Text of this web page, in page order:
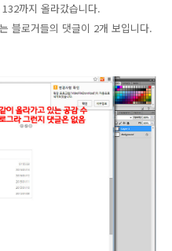
까지 올라갔습니다.
블로거들의 댓글이 2개 보입니다.